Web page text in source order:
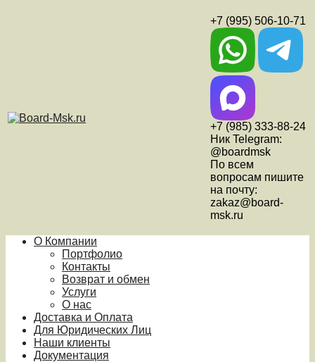
+7 (995) 506-10-71
+7 (985) 333-88-24
Ник Telegram:
@boardmsk
По всем
вопросам пишите
на почту:
zakaz@board-
msk.ru
О Компании
Портфолио
Контакты
Возврат и обмен
Услуги
О нас
Доставка и Оплата
Для Юридических Лиц
Наши клиенты
Документация